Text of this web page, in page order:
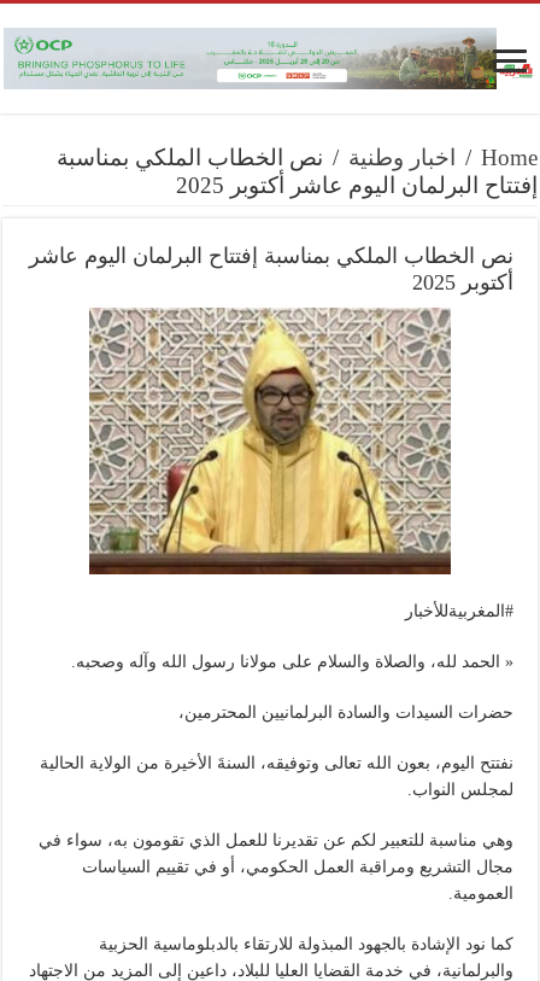
Home
/ اخبار وطنية / نص الخطاب الملكي بمناسبة
إفتتاح البرلمان اليوم عاشر أكتوبر 2025
نص الخطاب الملكي بمناسبة إفتتاح البرلمان اليوم عاشر
أكتوبر 2025
#المغربيةللأخبار
« الحمد لله، والصلاة والسلام على مولانا رسول الله وآله وصحبه.
حضرات السيدات والسادة البرلمانيين المحترمين،
نفتتح اليوم، بعون الله تعالى وتوفيقه، السنةَ الأخيرة من الولاية الحالية
لمجلس النواب.
وهي مناسبة للتعبير لكم عن تقديرنا للعمل الذي تقومون به، سواء في
مجال التشريع ومراقبة العمل الحكومي، أو في تقييم السياسات
العمومية.
كما نود الإشادة بالجهود المبذولة للارتقاء بالدبلوماسية الحزبية
والبرلمانية، في خدمة القضايا العليا للبلاد، داعين إلى المزيد من الاجتهاد